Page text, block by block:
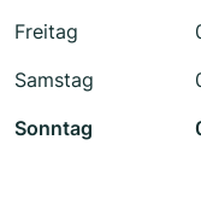
Freitag
Samstag
Sonntag